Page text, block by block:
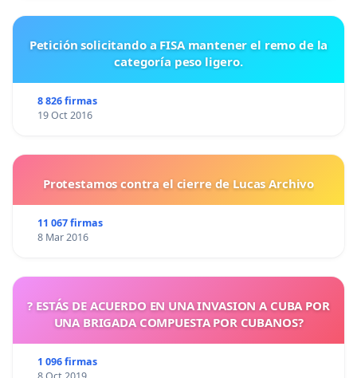
Petición solicitando a FISA mantener el remo de la
categoría peso ligero.
8 826 firmas
19 Oct 2016
Protestamos contra el cierre de Lucas Archivo
11 067 firmas
8 Mar 2016
? ESTÁS DE ACUERDO EN UNA INVASION A CUBA POR
UNA BRIGADA COMPUESTA POR CUBANOS?
1 096 firmas